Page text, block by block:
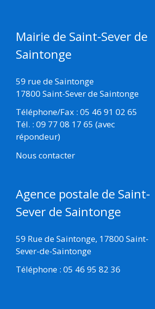
Mairie de Saint-Sever de
Saintonge
59 rue de Saintonge
17800 Saint-Sever de Saintonge
Téléphone/Fax : 05 46 91 02 65
Tél. : 09 77 08 17 65 (avec
répondeur)
Nous contacter
Agence postale de Saint-
Sever de Saintonge
59 Rue de Saintonge, 17800 Saint-
Sever-de-Saintonge
Téléphone : 05 46 95 82 36